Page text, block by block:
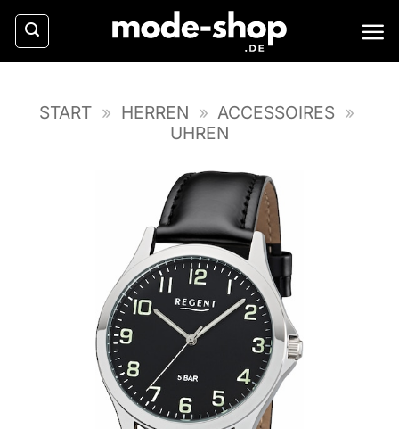
Zum
Inhalt
springen
START » HERREN » ACCESSOIRES »
UHREN